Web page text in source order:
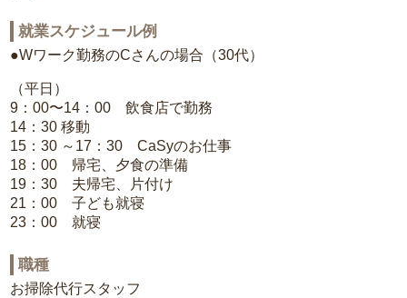
就業スケジュール例
●Wワーク勤務のCさんの場合（30代）
（平日）
9：00〜14：00 飲食店で勤務
14：30 移動
15：30 ～17：30 CaSyのお仕事
18：00 帰宅、夕食の準備
19：30 夫帰宅、片付け
21：00 子ども就寝
23：00 就寝
職種
お掃除代行スタッフ